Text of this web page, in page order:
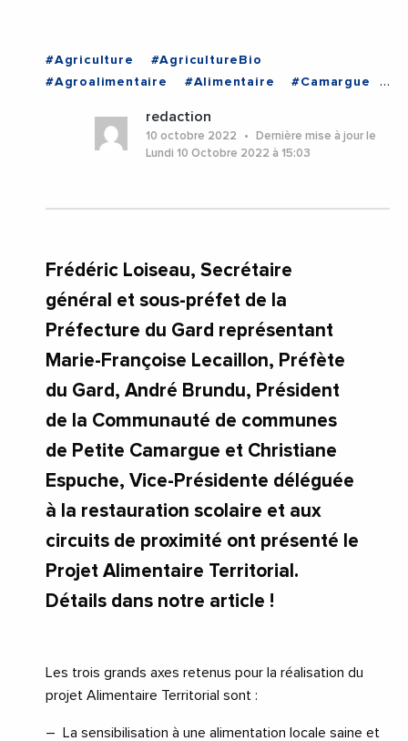
#Agriculture
#AgricultureBio
#Agroalimentaire
#Alimentaire
#Camargue
redaction
10 octobre 2022
Dernière mise à jour le
Lundi 10 Octobre 2022 à 15:03
Frédéric Loiseau, Secrétaire
général et sous-préfet de la
Préfecture du Gard représentant
Marie-Françoise Lecaillon, Préfète
du Gard, André Brundu, Président
de la Communauté de communes
de Petite Camargue et Christiane
Espuche, Vice-Présidente déléguée
à la restauration scolaire et aux
circuits de proximité ont présenté le
Projet Alimentaire Territorial.
Détails dans notre article !
Les trois grands axes retenus pour la réalisation du
projet Alimentaire Territorial sont :
– La sensibilisation à une alimentation locale saine et